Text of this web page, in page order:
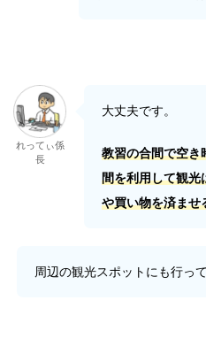
れってぃ係
長
大丈夫です。
教習の合間で空き
間を利用して観光
や買い物を済ませ
周辺の観光スポットにも行っ